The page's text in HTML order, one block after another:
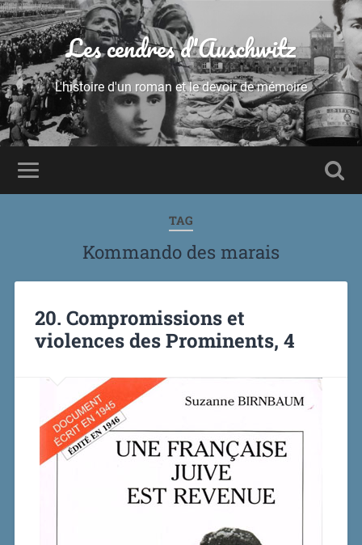
Les cendres d'Auschwitz
L'histoire d'un roman et le devoir de mémoire
TAG
Kommando des marais
20. Compromissions et
violences des Prominents, 4